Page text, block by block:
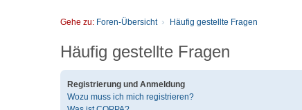
Gehe zu: Foren-Übersicht Häufig gestellte Fragen
Häufig gestellte Fragen
Registrierung und Anmeldung
Wozu muss ich mich registrieren?